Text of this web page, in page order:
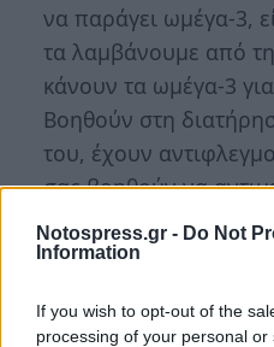
Notospress.gr - Do Not
Information
If you wish to opt-out of the
processing of your personal
να παράγει ωμέγα-3,
τα λαμβάνουμε από
κάνουν τα ωμέγα-3
Βοηθούν στη
του, έχουν
σας βοηθούν να
τις επιπτώσεις μιας
ήλιο.
βιταμίνη C, όπως οι